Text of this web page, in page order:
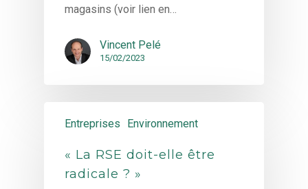
magasins (voir lien en…
Vincent Pelé
15/02/2023
Entreprises Environnement
« La RSE doit-elle être
radicale ? »